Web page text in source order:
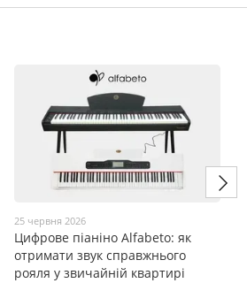
25 червня 2026
Цифрове піаніно Alfabeto: як
отримати звук справжнього
рояля у звичайній квартирі